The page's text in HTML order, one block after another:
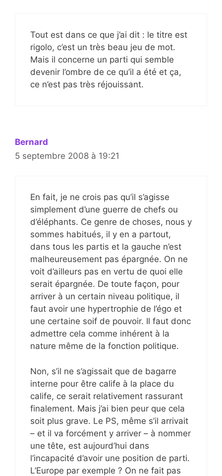
Tout est dans ce que j’ai dit : le titre est
rigolo, c’est un très beau jeu de mot.
Mais il concerne un parti qui semble
devenir l’ombre de ce qu’il a été et ça,
ce n’est pas très réjouissant.
Bernard
5 septembre 2008 à 19:21
En fait, je ne crois pas qu’il s’agisse
simplement d’une guerre de chefs ou
d’éléphants. Ce genre de choses, nous y
sommes habitués, il y en a partout,
dans tous les partis et la gauche n’est
malheureusement pas épargnée. On ne
voit d’ailleurs pas en vertu de quoi elle
serait épargnée. De toute façon, pour
arriver à un certain niveau politique, il
faut avoir une hypertrophie de l’égo et
une certaine soif de pouvoir. Il faut donc
admettre cela comme inhérent à la
nature même de la fonction politique.
Non, s’il ne s’agissait que de bagarre
interne pour être calife à la place du
calife, ce serait relativement rassurant
finalement. Mais j’ai bien peur que cela
soit plus grave. Le PS, même s’il arrivait
– et il va forcément y arriver – à nommer
une tête, est aujourd’hui dans
l’incapacité d’avoir une position de parti.
L’Europe par exemple ? On ne fait pas